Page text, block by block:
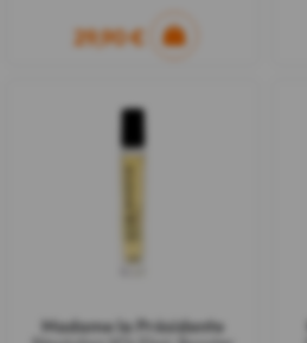
29,90 €
Madame la Présidente